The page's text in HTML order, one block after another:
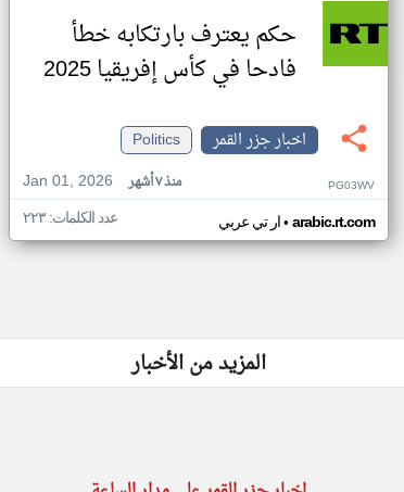
حكم يعترف بارتكابه خطأ
فادحا في كأس إفريقيا 2025
اخبار جزر القمر
Politics
Jan 01, 2026
منذ ٧ أشهر PG03WV
ار تي عربي• arabic.rt.com عدد الكلمات: ٢٢٣
المزيد من الأخبار